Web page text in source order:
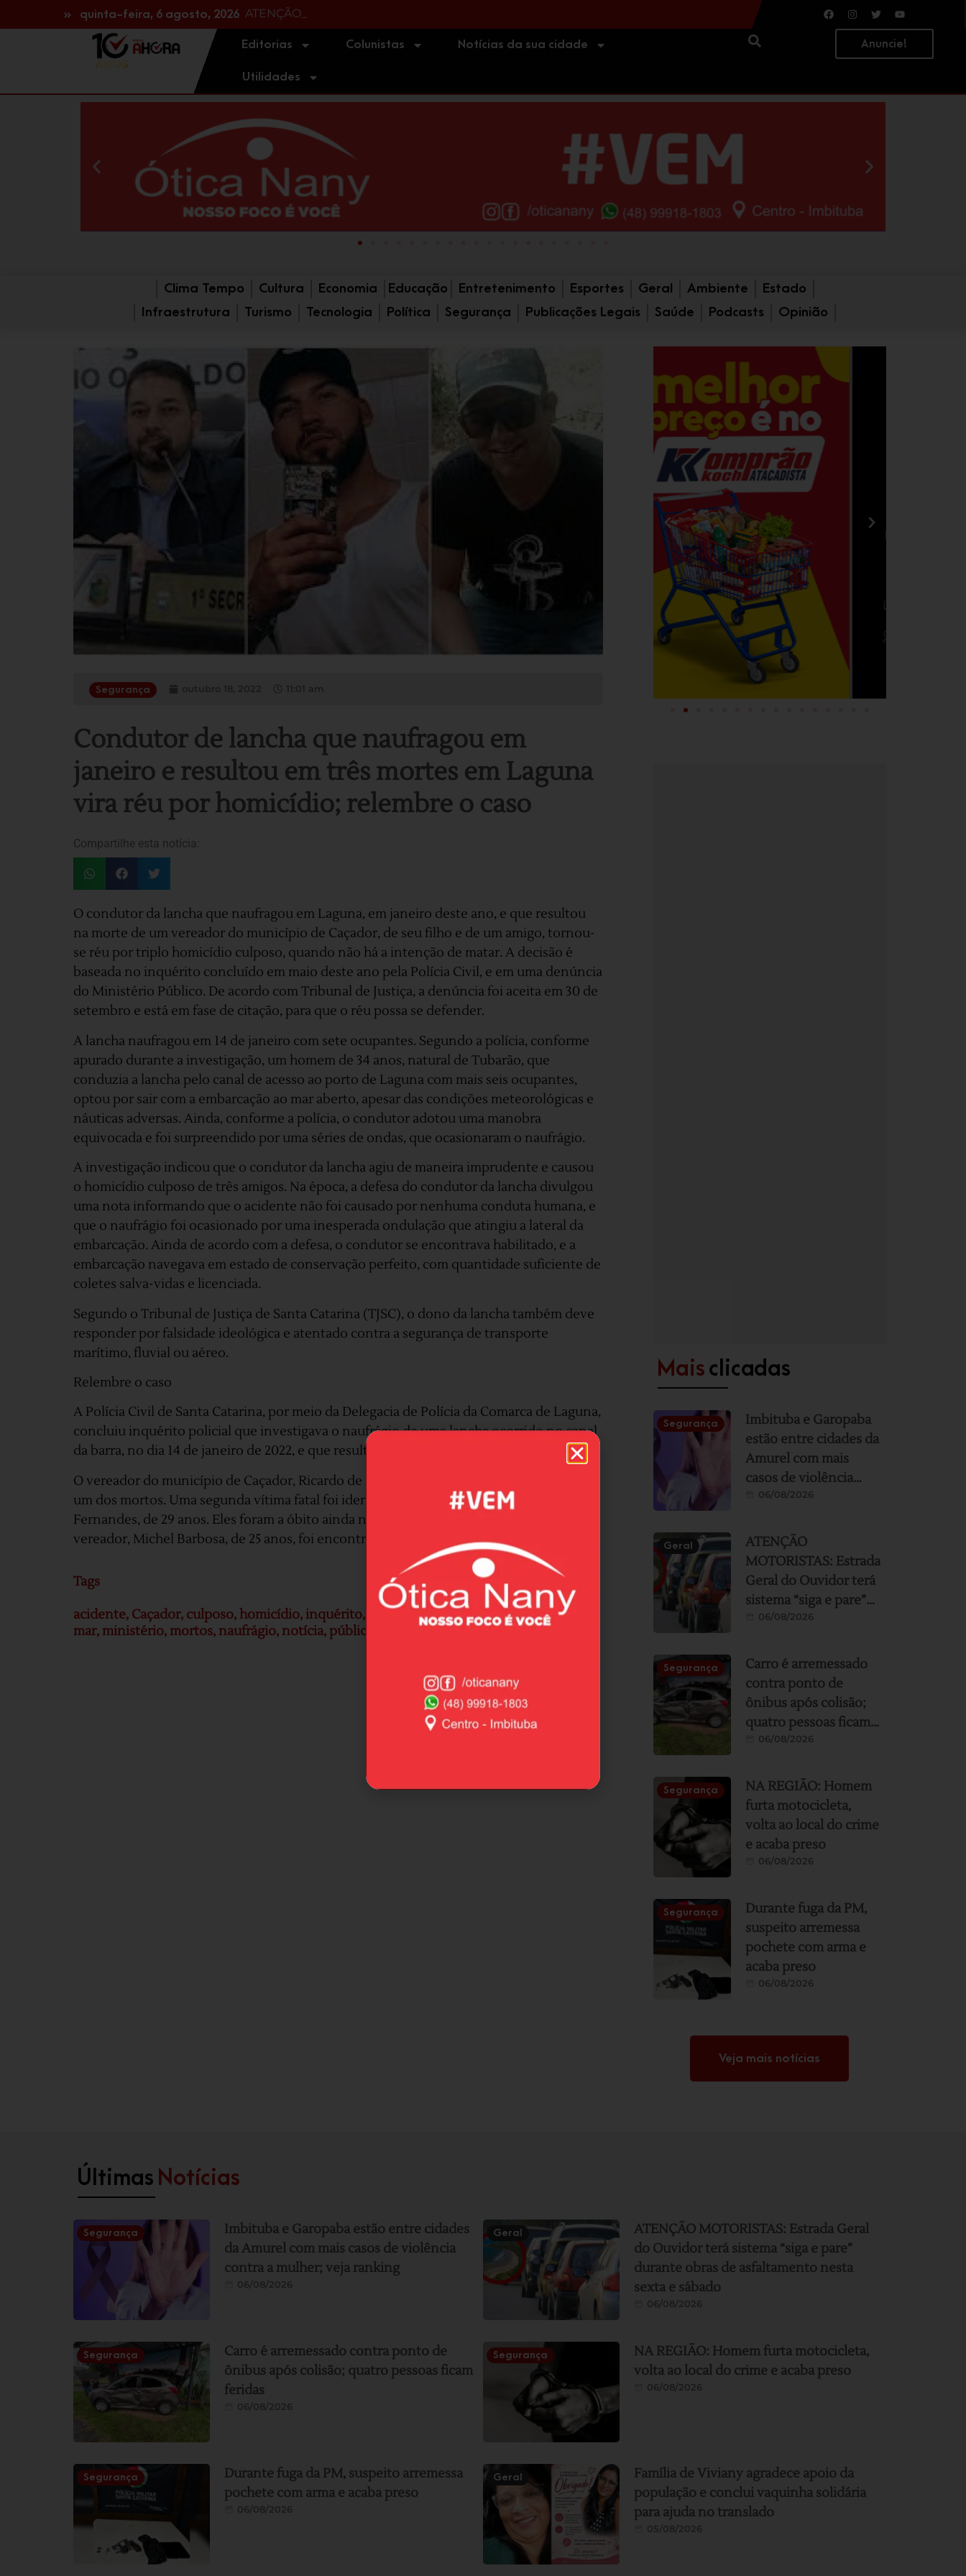
quinta-feira, 6 agosto, 2026 ATENÇÃO MOTORISTAS: Estrada Geral do Ou
NA REGIÃO: Homem furta motocicleta, volta ao local do crime e acaba preso
Editorias Colunistas Notícias da sua cidade
Utilidades
Anuncie!
Clima Tempo Cultura Economia Educação Entretenimento Esportes Geral Ambiente
Estado
Infraestrutura
Turismo Tecnologia Política Segurança Publicações Legais Saúde Podcasts Opinião
Segurança
​Condutor de lancha que naufragou em
janeiro e resultou em três mortes em Laguna
vira réu por homicídio; relembre o caso
Compartilhe esta notícia:
O condutor da lancha que naufragou em Laguna, em janeiro deste ano, e que resultou
na morte de um vereador do município de Caçador, de seu filho e de um amigo, tornou-
se réu por triplo homicídio culposo, quando não há a intenção de matar. A decisão é
baseada no inquérito concluído em maio deste ano pela Polícia Civil, e em uma denúncia
do Ministério Público. De acordo com Tribunal de Justiça, a denúncia foi aceita em 30 de
setembro e está em fase de citação, para que o réu possa se defender.
A lancha naufragou em 14 de janeiro com sete ocupantes. Segundo a polícia, conforme
apurado durante a investigação, um homem de 34 anos, natural de Tubarão, que
conduzia a lancha pelo canal de acesso ao porto de Laguna com mais seis ocupantes,
optou por sair com a embarcação ao mar aberto, apesar das condições meteorológicas e
náuticas adversas. Ainda, conforme a polícia, o condutor adotou uma manobra
equivocada e foi surpreendido por uma séries de ondas, que ocasionaram o naufrágio.
A investigação indicou que o condutor da lancha agiu de maneira imprudente e causou
o homicídio culposo de três amigos. Na época, a defesa do condutor da lancha divulgou
uma nota informando que o acidente não foi causado por nenhuma conduta humana, e
que o naufrágio foi ocasionado por uma inesperada ondulação que atingiu a lateral da
embarcação. Ainda de acordo com a defesa, o condutor se encontrava habilitado, e a
embarcação navegava em estado de conservação perfeito, com quantidade suficiente de
coletes salva-vidas e licenciada.
Segundo o Tribunal de Justiça de Santa Catarina (TJSC), o dono da lancha também deve
responder por falsidade ideológica e atentado contra a segurança de transporte
marítimo, fluvial ou aéreo.
Relembre o caso
A Polícia Civil de Santa Catarina, por meio da Delegacia de Polícia da Comarca de Laguna,
concluiu inquérito policial que investigava o naufrágio de uma lancha ocorrido no canal
da barra, no dia 14 de janeiro de 2022, e que resultou em três mortos.
O vereador do município de Caçador, Ricardo de Moraes Barbosa (PSDB), de 46 anos, foi
um dos mortos. Uma segunda vítima fatal foi identificada pela assessoria como Deyvid
Fernandes, de 29 anos. Eles foram a óbito ainda no local do acidente. O filho do
vereador, Michel Barbosa, de 25 anos, foi encontrado sem vida dias depois.
Tags
acidente, Caçador, culposo,homicídio,inquérito, investigação,Laguna,lancha,litoral
mar,ministério,mortos,naufrágio,notícia, público SC,sul,TJSC,vereador,vítima
Mais clicadas
Segurança
Imbituba e Garopaba
estão entre cidades da
Amurel com mais
casos de violência
contra a mulher; veja
06/08/2026
Geral
ATENÇÃO
MOTORISTAS: Estrada
Geral do Ouvidor terá
sistema “siga e pare”
durante obras de
sexta e sábado
06/08/2026
Segurança
Carro é arremessado
contra ponto de
ônibus após colisão;
quatro pessoas ficam
feridas
06/08/2026
Segurança
NA REGIÃO: Homem
furta motocicleta,
volta ao local do crime
e acaba preso
06/08/2026
Segurança
Durante fuga da PM,
suspeito arremessa
pochete com arma e
acaba preso
06/08/2026
Veja mais notícias
Últimas Notícias
Segurança
Imbituba e Garopaba estão entre cidades
da Amurel com mais casos de violência
contra a mulher; veja ranking
06/08/2026
Geral
ATENÇÃO MOTORISTAS: Estrada Geral
do Ouvidor terá sistema “siga e pare”
durante obras de asfaltamento nesta
sexta e sábado
06/08/2026
Segurança
Carro é arremessado contra ponto de
ônibus após colisão; quatro pessoas ficam
feridas
06/08/2026
Segurança
NA REGIÃO: Homem furta motocicleta,
volta ao local do crime e acaba preso
06/08/2026
Segurança
Durante fuga da PM, suspeito arremessa
pochete com arma e acaba preso
06/08/2026
Geral
Família de Viviany agradece apoio da
população e conclui vaquinha solidária
para ajuda no translado
05/08/2026